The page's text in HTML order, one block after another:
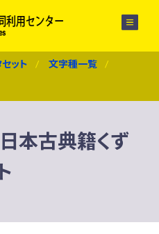
ット 文字種一覧
日本古典籍くず